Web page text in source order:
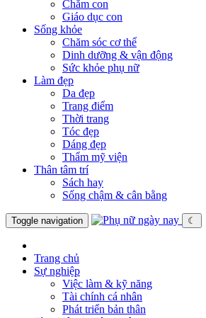
Chăm con
Giáo dục con
Sống khỏe
Chăm sóc cơ thể
Dinh dưỡng & vận động
Sức khỏe phụ nữ
Làm đẹp
Da đẹp
Trang điểm
Thời trang
Tóc đẹp
Dáng đẹp
Thẩm mỹ viện
Thân tâm trí
Sách hay
Sống chậm & cân bằng
Toggle navigation ☾
Trang chủ
Sự nghiệp
Việc làm & kỹ năng
Tài chính cá nhân
Phát triển bản thân